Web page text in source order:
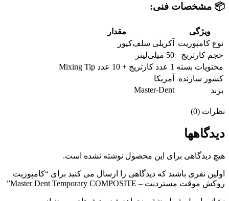
📦 مشخصات فنی:
ویژگی
مقدار
نوع کامپوزیت
آکریلی سلف‌کیور
حجم کارتریج
50 میلی‌لیتر
محتویات بسته 1 عدد کارتریج + 10 عدد Mixing Tip
کشور سازنده
آمریکا
برند
Master-Dent
نظرات (0)
دیدگاهها
هیچ دیدگاهی برای این محصول نوشته نشده است.
اولین نفری باشید که دیدگاهی را ارسال می کنید برای “کامپوزیت
روکش موقت مستردنت – Master Dent Temporary COMPOSITE”